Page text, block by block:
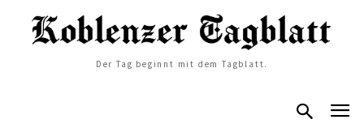
Der Tag beginnt mit dem Tagblatt.